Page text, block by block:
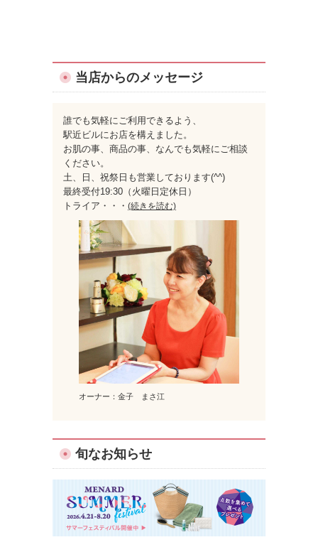
当店からのメッセージ
オーナー：金子 まさ江
誰でも気軽にご利用できるよう、
駅近ビルにお店を構えました。
お肌の事、商品の事、なんでも気軽にご相談
ください。
土、日、祝祭日も営業しております(^^)
最終受付19:30（火曜日定休日）
トライア ・・・ (続きを読む)
旬なお知らせ